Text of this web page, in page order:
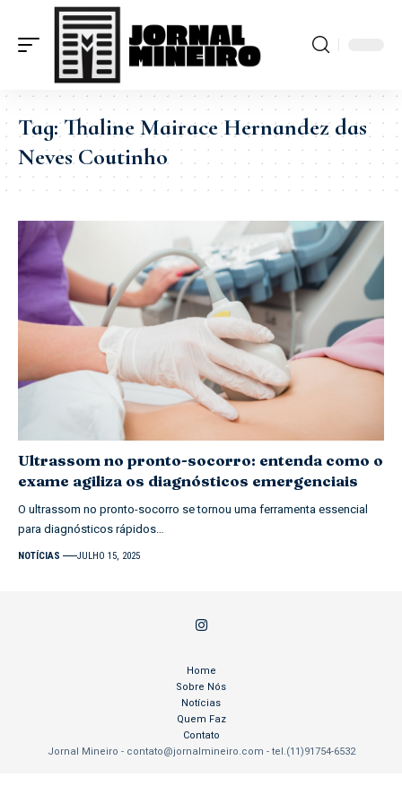
Tag:Thaline Mairace Hernandez das
Neves Coutinho
Ultrassom no pronto-socorro: entenda como o
exame agiliza os diagnósticos emergenciais
O ultrassom no pronto-socorro se tornou uma ferramenta essencial
para diagnósticos rápidos…
NOTÍCIAS JULHO 15, 2025
Jornal Mineiro - contato@jornalmineiro.com - tel.(11)91754-6532
Home
Sobre Nós
Notícias
Quem Faz
Contato